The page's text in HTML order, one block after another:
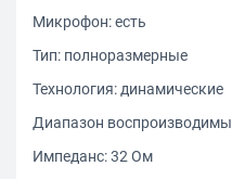
Микрофон: есть
Тип: полноразмерные
Технология: динамические
Диапазон
Импеданс: 32 Ом